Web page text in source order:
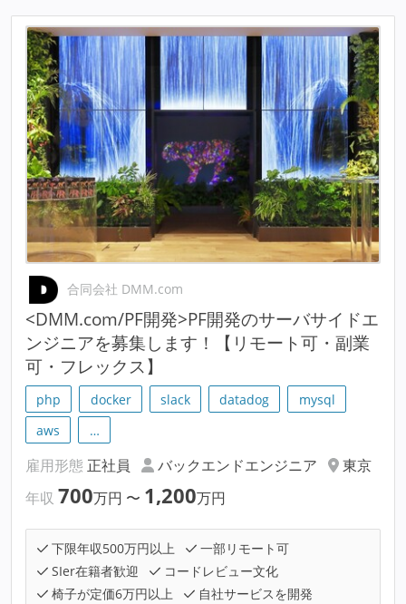
合同会社 DMM.com
<DMM.com/PF開発>PF開発のサーバサイドエ
ンジニアを募集します！【リモート可・副業
可・フレックス】
php docker slack datadog
mysql
aws
…
雇用形態 正社員 バックエンドエンジニア
東京
年収 700万円 〜 1,200万円
下限年収500万円以上
一部リモート可
SIer在籍者歓迎
コードレビュー文化
椅子が定価6万円以上
自社サービスを開発